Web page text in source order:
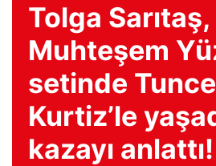
Tolga Sarıtaş,
Muhteşem
setinde
Kurtiz’le
kazayı